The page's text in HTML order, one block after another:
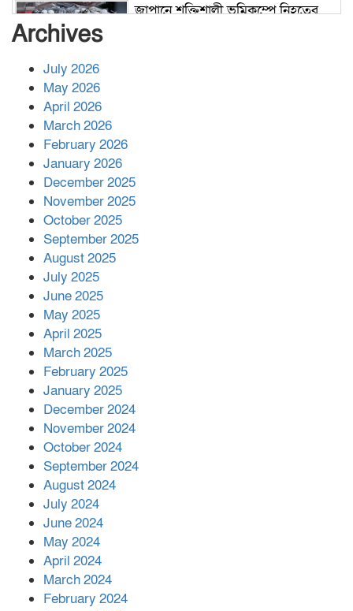
জাপানে শক্তিশালী ভূমিকম্পে নিহতের
পর ফোন তারেক রহমানের,গ্যাস সঙ্কট
সহায়তা দিলেন সাচিং প্রু জেরী
Archives
July 2026
May 2026
April 2026
March 2026
February 2026
January 2026
December 2025
November 2025
October 2025
September 2025
August 2025
July 2025
June 2025
May 2025
April 2025
March 2025
February 2025
January 2025
December 2024
November 2024
October 2024
September 2024
August 2024
July 2024
June 2024
May 2024
April 2024
March 2024
February 2024